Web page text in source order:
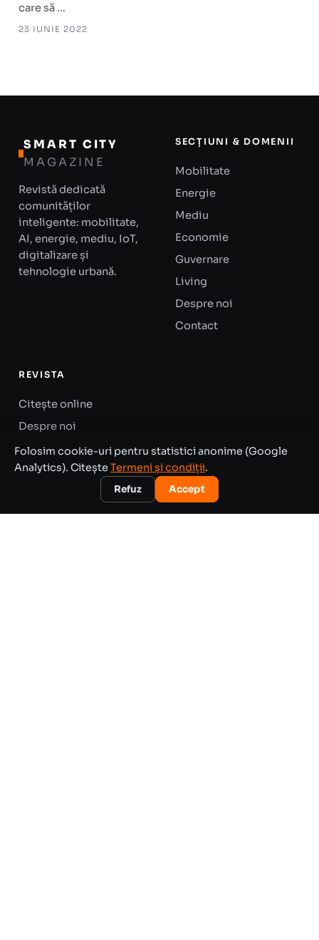
care să …
23 IUNIE 2022
SMART CITY
MAGAZINE
Revistă dedicată
comunităților
inteligente: mobilitate,
AI, energie, mediu, IoT,
digitalizare și
tehnologie urbană.
SECȚIUNI & DOMENII
Mobilitate
Energie
Mediu
Economie
Guvernare
Living
Despre noi
Contact
REVISTA
Citește online
Despre noi
Contact
Sitemap
Folosim cookie-uri pentru statistici anonime (Google
Analytics). CiteșteTermeni și condiții.
Refuz Accept